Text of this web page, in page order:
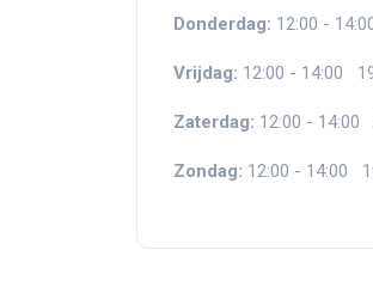
Donderdag: 12:00 -
Vrijdag: 12:00 - 14:00
Zaterdag: 12:00 - 14:00
Zondag: 12:00 - 14:00